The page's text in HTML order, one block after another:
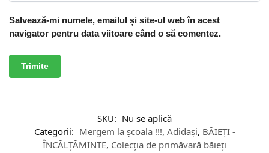
Salvează-mi numele, emailul și site-ul web în acest
navigator pentru data viitoare când o să comentez.
SKU: Nu se aplică
Categorii: Mergem la școala !!!, Adidași, BĂIEȚI -
ÎNCĂLȚĂMINTE, Colecția de primăvară băieți